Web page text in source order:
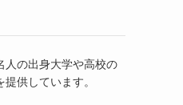
人の出身大学や高校の
供しています。